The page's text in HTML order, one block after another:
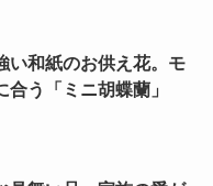
い和紙のお供え花。モ
合う「ミニ胡蝶蘭」